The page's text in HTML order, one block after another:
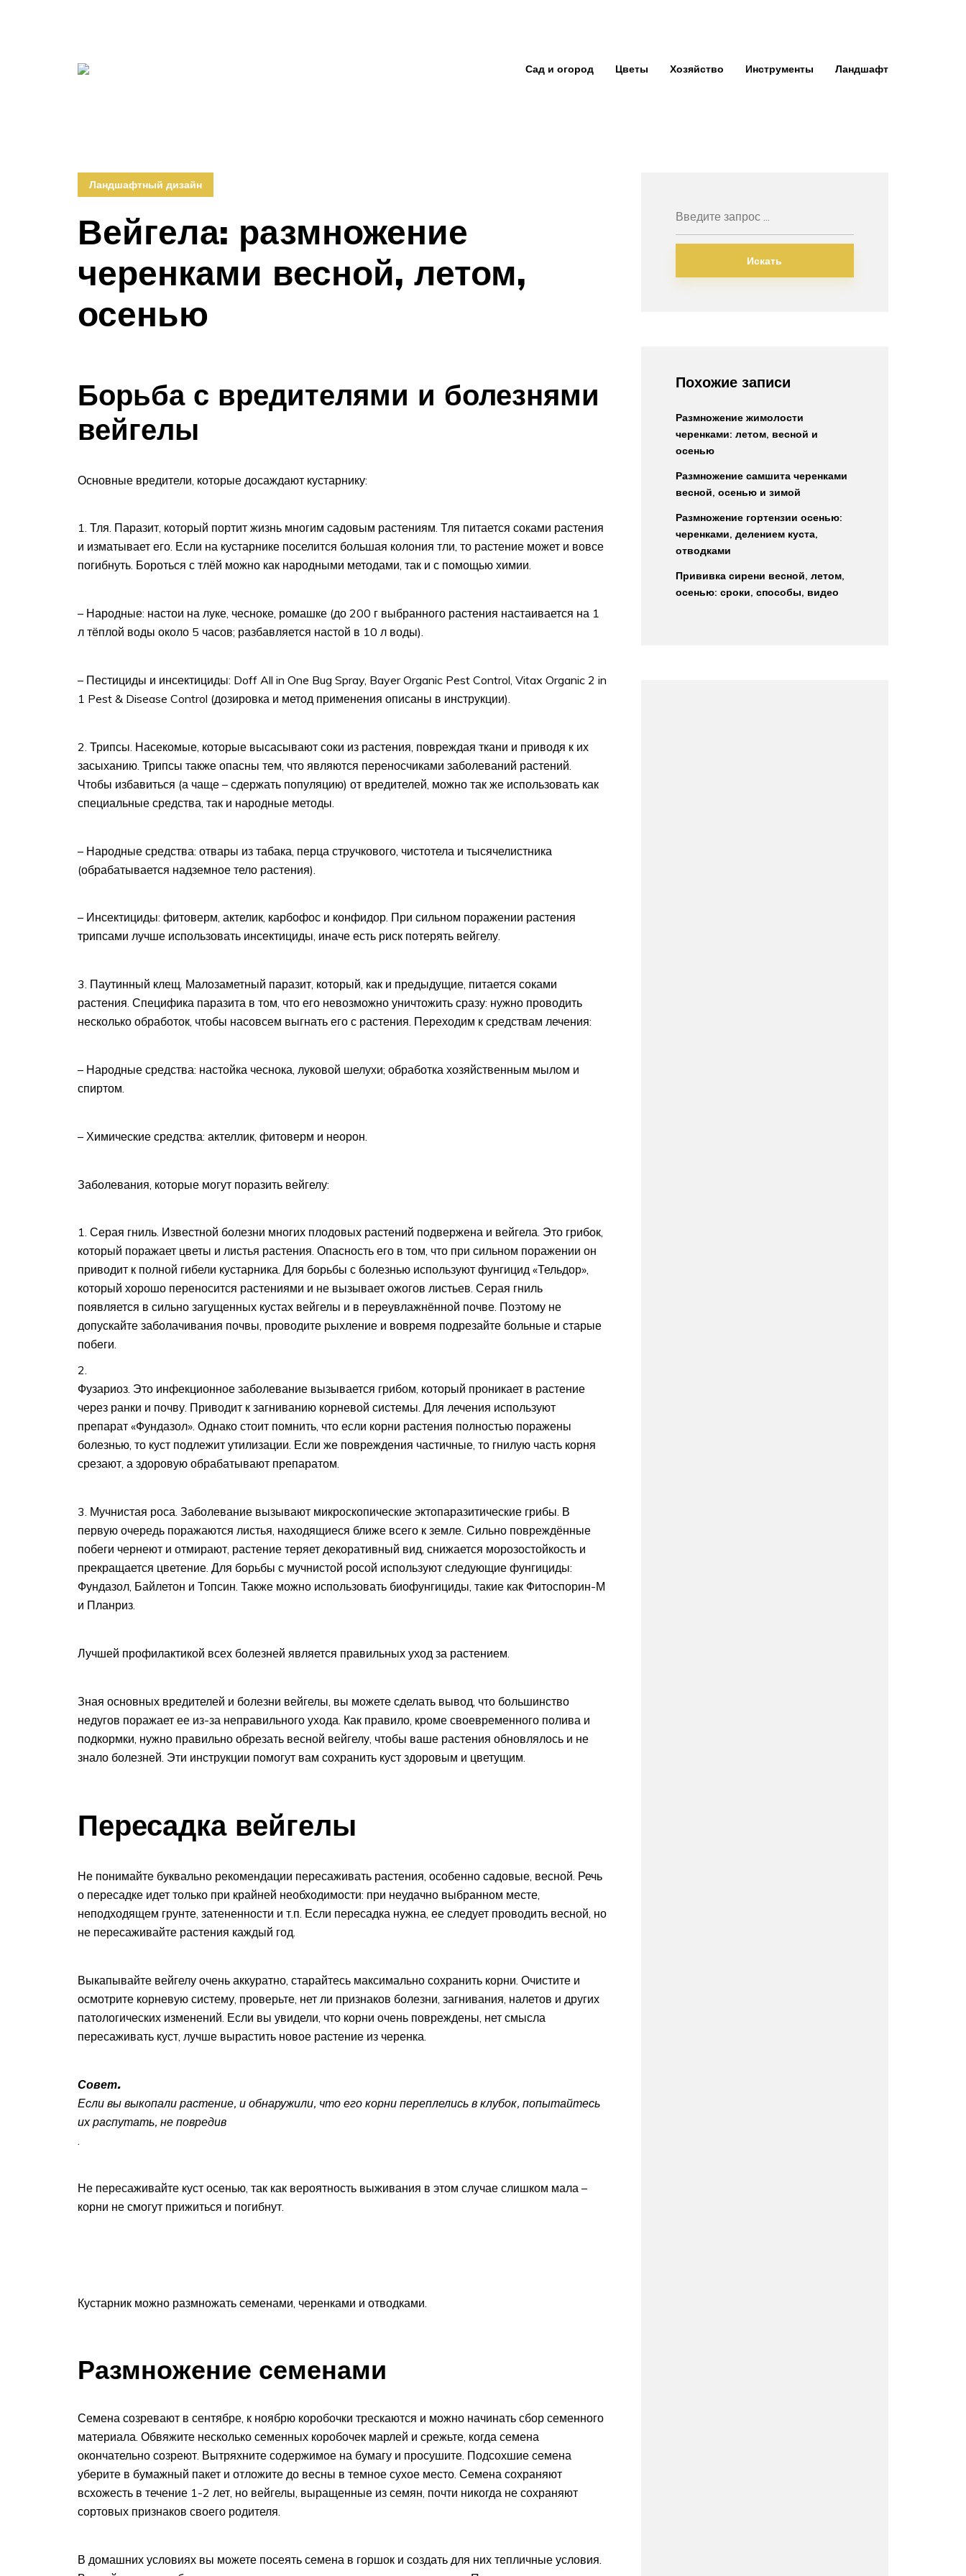
Сад и огород Цветы Хозяйство Инструменты Ландшафт
Ландшафтный дизайн
Вейгела: размножение
черенками весной, летом,
осенью
Борьба с вредителями и болезнями
вейгелы
Основные вредители, которые досаждают кустарнику:
Тля. Паразит, который портит жизнь многим садовым растениям. Тля питается соками растения
и изматывает его. Если на кустарнике поселится большая колония тли, то растение может и вовсе
погибнуть. Бороться с тлёй можно как народными методами, так и с помощью химии.
– Народные: настои на луке, чесноке, ромашке (до 200 г выбранного растения настаивается на 1
л тёплой воды около 5 часов; разбавляется настой в 10 л воды).
– Пестициды и инсектициды: Doff All in One Bug Spray, Bayer Organic Pest Control, Vitax Organic 2 in
1 Pest & Disease Control (дозировка и метод применения описаны в инструкции).
Трипсы. Насекомые, которые высасывают соки из растения, повреждая ткани и приводя к их
засыханию. Трипсы также опасны тем, что являются переносчиками заболеваний растений.
Чтобы избавиться (а чаще – сдержать популяцию) от вредителей, можно так же использовать как
специальные средства, так и народные методы.
– Народные средства: отвары из табака, перца стручкового, чистотела и тысячелистника
(обрабатывается надземное тело растения).
– Инсектициды: фитоверм, актелик, карбофос и конфидор. При сильном поражении растения
трипсами лучше использовать инсектициды, иначе есть риск потерять вейгелу.
Паутинный клещ. Малозаметный паразит, который, как и предыдущие, питается соками
растения. Специфика паразита в том, что его невозможно уничтожить сразу: нужно проводить
несколько обработок, чтобы насовсем выгнать его с растения. Переходим к средствам лечения:
– Народные средства: настойка чеснока, луковой шелухи; обработка хозяйственным мылом и
спиртом.
– Химические средства: актеллик, фитоверм и неорон.
Заболевания, которые могут поразить вейгелу:
Серая гниль. Известной болезни многих плодовых растений подвержена и вейгела. Это грибок,
который поражает цветы и листья растения. Опасность его в том, что при сильном поражении он
приводит к полной гибели кустарника. Для борьбы с болезнью используют фунгицид «Тельдор»,
который хорошо переносится растениями и не вызывает ожогов листьев. Серая гниль
появляется в сильно загущенных кустах вейгелы и в переувлажнённой почве. Поэтому не
допускайте заболачивания почвы, проводите рыхление и вовремя подрезайте больные и старые
побеги.
Фузариоз. Это инфекционное заболевание вызывается грибом, который проникает в растение
через ранки и почву. Приводит к загниванию корневой системы. Для лечения используют
препарат «Фундазол». Однако стоит помнить, что если корни растения полностью поражены
болезнью, то куст подлежит утилизации. Если же повреждения частичные, то гнилую часть корня
срезают, а здоровую обрабатывают препаратом.
Мучнистая роса. Заболевание вызывают микроскопические эктопаразитические грибы. В
первую очередь поражаются листья, находящиеся ближе всего к земле. Сильно повреждённые
побеги чернеют и отмирают, растение теряет декоративный вид, снижается морозостойкость и
прекращается цветение. Для борьбы с мучнистой росой используют следующие фунгициды:
Фундазол, Байлетон и Топсин. Также можно использовать биофунгициды, такие как Фитоспорин-М
и Планриз.
Лучшей профилактикой всех болезней является правильных уход за растением.
Зная основных вредителей и болезни вейгелы, вы можете сделать вывод, что большинство
недугов поражает ее из-за неправильного ухода. Как правило, кроме своевременного полива и
подкормки, нужно правильно обрезать весной вейгелу, чтобы ваше растения обновлялось и не
знало болезней. Эти инструкции помогут вам сохранить куст здоровым и цветущим.
Пересадка вейгелы
Не понимайте буквально рекомендации пересаживать растения, особенно садовые, весной. Речь
о пересадке идет только при крайней необходимости: при неудачно выбранном месте,
неподходящем грунте, затененности и т.п. Если пересадка нужна, ее следует проводить весной, но
не пересаживайте растения каждый год.
Выкапывайте вейгелу очень аккуратно, старайтесь максимально сохранить корни. Очистите и
осмотрите корневую систему, проверьте, нет ли признаков болезни, загнивания, налетов и других
патологических изменений. Если вы увидели, что корни очень повреждены, нет смысла
пересаживать куст, лучше вырастить новое растение из черенка.
Совет.
Если вы выкопали растение, и обнаружили, что его корни переплелись в клубок, попытайтесь
их распутать, не повредив
Не пересаживайте куст осенью, так как вероятность выживания в этом случае слишком мала –
корни не смогут прижиться и погибнут.
Кустарник можно размножать семенами, черенками и отводками.
Размножение семенами
Семена созревают в сентябре, к ноябрю коробочки трескаются и можно начинать сбор семенного
материала. Обвяжите несколько семенных коробочек марлей и срежьте, когда семена
окончательно созреют. Вытряхните содержимое на бумагу и просушите. Подсохшие семена
уберите в бумажный пакет и отложите до весны в темное сухое место. Семена сохраняют
всхожесть в течение 1-2 лет, но вейгелы, выращенные из семян, почти никогда не сохраняют
сортовых признаков своего родителя.
В домашних условиях вы можете посеять семена в горшок и создать для них тепличные условия.
Искать
Похожие записи
Размножение жимолости
черенками: летом, весной и
осенью
Размножение самшита черенками
весной, осенью и зимой
Размножение гортензии осенью:
черенками, делением куста,
отводками
Прививка сирени весной, летом,
осенью: сроки, способы, видео